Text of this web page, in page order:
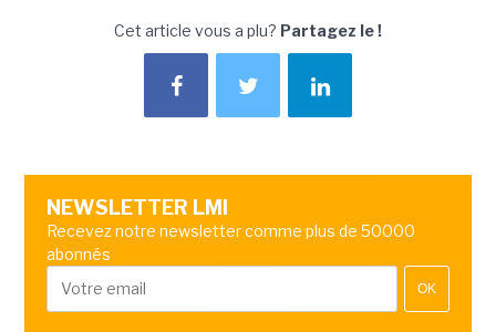
Cet article vous a plu? Partagez le !
NEWSLETTER LMI
Recevez notre newsletter comme plus de 50000
abonnés
OK